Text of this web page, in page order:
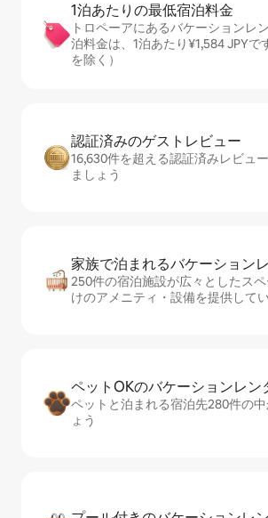
1泊あたりの最⁠低⁠宿⁠泊⁠料⁠金
トロペーアにあるバケーションレ
泊料金は、1泊あたり¥1,584 JPYで
を除く）
認証済みのゲ⁠ス⁠ト⁠レ⁠ビ⁠ュ⁠ー
16,630件を超える認証済みレビュ
ましょう
家族で泊まれるバ⁠ケ⁠ー⁠シ⁠ョ⁠ン
250件の宿泊施設が広々としたス
けのアメニティ・設備を提供して
ペットOKのバ⁠ケ⁠ー⁠シ⁠ョ⁠ンレ⁠ン⁠
ペットと泊まれる宿泊先280件の
ょう